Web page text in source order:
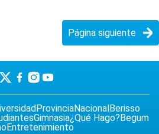
Página siguiente
ProvinciaNacionalBerisso
Gimnasia¿Qué Hago?Begum
Entretenimiento